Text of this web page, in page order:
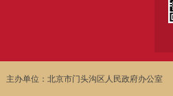
主办单位：北京市门头沟区人民政府办公室